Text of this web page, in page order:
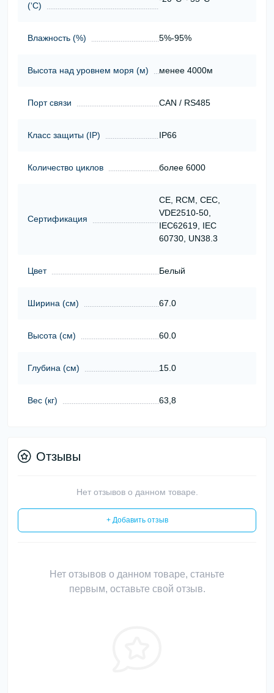
(‘С)
Влажность (%) 5%-95%
Высота над уровнем моря (м) менее 4000м
Порт связи CAN / RS485
Класс защиты (ІР) IP66
Количество циклов более 6000
Сертификация
CE, RCM, CEC,
VDE2510-50,
IEC62619, IEC
60730, UN38.3
Цвет Белый
Ширина (см) 67.0
Высота (см) 60.0
Глубина (см) 15.0
Вес (кг) 63,8
Отзывы
Нет отзывов о данном товаре.
+ Добавить отзыв
Нет отзывов о данном товаре, станьте
первым, оставьте свой отзыв.